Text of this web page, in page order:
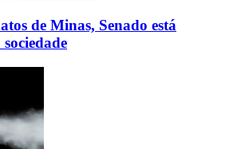
de Minas, Senado está